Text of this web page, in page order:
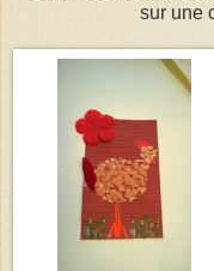
sur une